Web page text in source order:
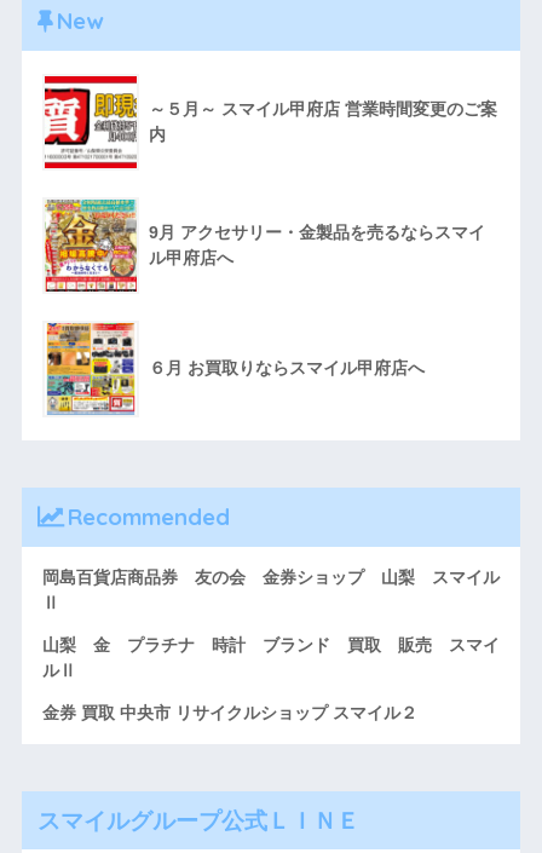
New
～５月～ スマイル甲府店 営業時間変更のご案
内
9月 アクセサリー・金製品を売るならスマイ
ル甲府店へ
６月 お買取りならスマイル甲府店へ
Recommended
岡島百貨店商品券 友の会 金券ショップ 山梨 スマイル
Ⅱ
山梨 金 プラチナ 時計 ブランド 買取 販売 スマイ
ルⅡ
金券 買取 中央市 リサイクルショップ スマイル２
スマイルグループ公式ＬＩＮＥ